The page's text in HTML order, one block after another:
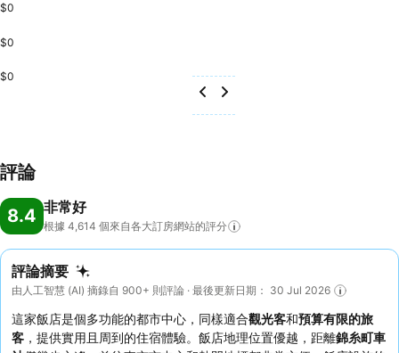
$0
$0
$0
評論
8.4 非常好
根據 4,614 個來自各大訂房網站的評分
評論摘要
由人工智慧 (AI) 摘錄自 900+ 則評論 · 最後更新日期： 30 Jul 2026
這家飯店是個多功能的都市中心，同樣適合觀光客和預算有限的旅
客 ，提供實用且周到的住宿體驗。飯店地理位置優越，距離錦糸町車